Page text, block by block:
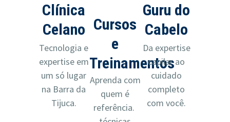
Clínica
Celano
Tecnologia e
expertise em
um só lugar
na Barra da
Tijuca.
Cursos
e
Treinamentos
Aprenda com
quem é
referência.
Guru do
Cabelo
Da expertise
capilar ao
cuidado
completo
com você.